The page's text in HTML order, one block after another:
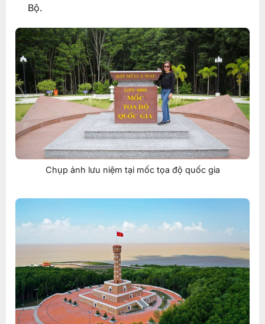
Bộ.
Chụp ảnh lưu niệm tại mốc tọa độ quốc gia